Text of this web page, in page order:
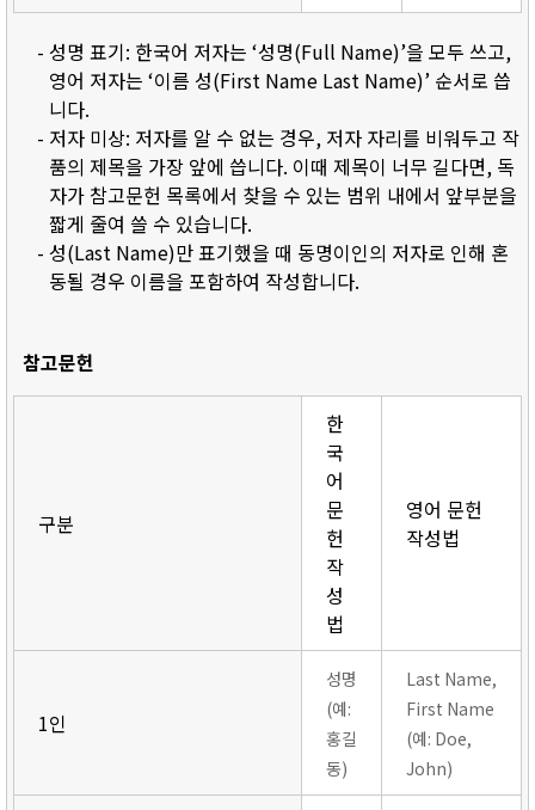
- 성명 표기: 한국어 저자는 ‘성명(Full Name)’을 모두 쓰고,
영어 저자는 ‘이름 성(First Name Last Name)’ 순서로 씁
니다.
- 저자 미상: 저자를 알 수 없는 경우, 저자 자리를 비워두고 작
품의 제목을 가장 앞에 씁니다. 이때 제목이 너무 길다면, 독
자가 참고문헌 목록에서 찾을 수 있는 범위 내에서 앞부분을
짧게 줄여 쓸 수 있습니다.
- 성(Last Name)만 표기했을 때 동명이인의 저자로 인해 혼
동될 경우 이름을 포함하여 작성합니다.
참고문헌
구분
한
국
어
문
헌
작
성
법
영어 문헌
작성법
1인
성명
(예:
홍길
동)
Last Name,
First Name
(예: Doe,
John)